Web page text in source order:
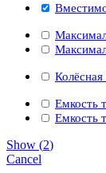
Емкость
Емкость
Show (2)
Cancel